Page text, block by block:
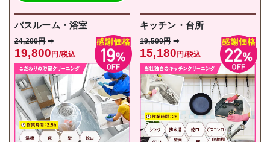
バスルーム・浴室
24,200円 ➡
19,800 円/税込
キッチン・台所
19,500円 ➡
15,180 円/税込